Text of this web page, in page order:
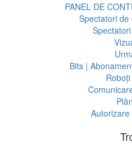
PANEL DE
Spectatori de
Bits |